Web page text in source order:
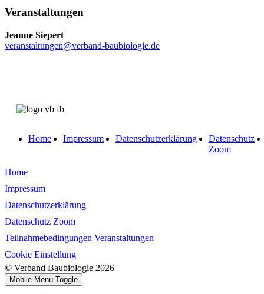
Veranstaltungen
Jeanne Siepert
veranstaltungen@verband-baubiologie.de
Home Impressum Datenschutzerklärung
Datenschutz
Zoom
Home
Impressum
Datenschutzerklärung
Datenschutz Zoom
Teilnahmebedingungen Veranstaltungen
Cookie Einstellung
© Verband Baubiologie 2026
Mobile Menu Toggle